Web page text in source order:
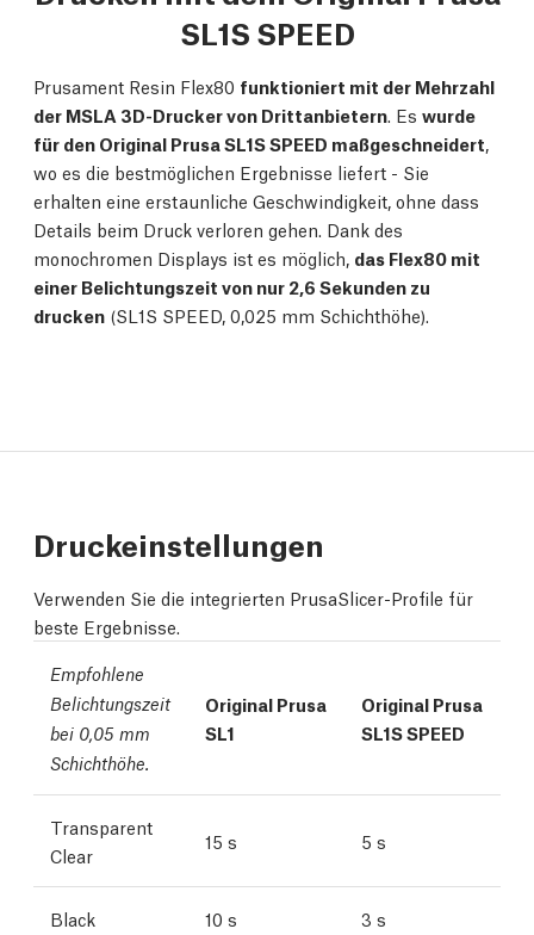
SL1S SPEED
Prusament Resin Flex80 funktioniert mit der Mehrzahl
der MSLA 3D-Drucker von Drittanbietern. Es wurde
für den Original Prusa SL1S SPEED maßgeschneidert,
wo es die bestmöglichen Ergebnisse liefert - Sie
erhalten eine erstaunliche Geschwindigkeit, ohne dass
Details beim Druck verloren gehen. Dank des
monochromen Displays ist es möglich, das Flex80 mit
einer Belichtungszeit von nur 2,6 Sekunden zu
drucken (SL1S SPEED, 0,025 mm Schichthöhe).
Druckeinstellungen
Verwenden Sie die integrierten PrusaSlicer-Profile für
beste Ergebnisse.
Empfohlene
Belichtungszeit
bei 0,05 mm
Schichthöhe.
Original Prusa
SL1
Original Prusa
SL1S SPEED
Transparent
Clear
15 s 5 s
Black 10 s 3 s